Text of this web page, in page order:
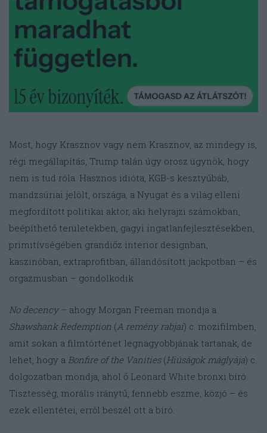
Most, hogy Krasznov vagy nem Krasznov, az mindegy is,
régi megállapítás, Trump talán úgy orosz ügynök, hogy
nem is tud róla. Hasznos idióta, KGB-s kesztyűbáb,
mandzsúriai jelölt, országa, a Nyugat és a világ elleni
megfordított politikai aktor, aki helyrajzi számokban,
beépíthető területekben, gagyi ingatlanfejlesztésekben,
primitívségében grandiőz interior designban,
kaszinóban, extraprofitban, állandósított jackpotban – és
orgazmusban – gondolkodik.
No decency– ahogy Morgan Freeman mondja a
Shawshank Redemption (A remény rabjai) c. mozifilmben,
amit sokan a filmtörténet legnagyobbjának tartanak, de
lehet, hogy a Bonfire of the Vanities(Hiúságok máglyája) c.
dolgozatban mondja, ahol ő Leonard White bronxi bíró.
Tisztesség, morális iránytű, fennebb eszme, közjó – és
ezek ellentétei, erről beszél ott a bíró.